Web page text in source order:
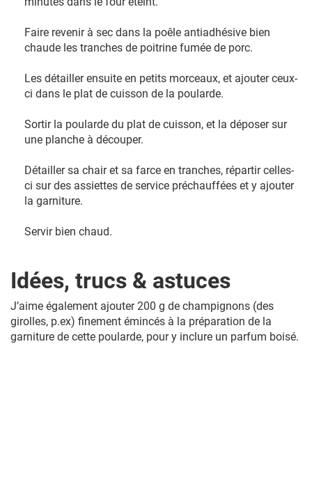
Faire revenir à sec dans la poêle antiadhésive bien
chaude les tranches de poitrine fumée de porc.
Les détailler ensuite en petits morceaux, et ajouter ceux-
ci dans le plat de cuisson de la poularde.
Sortir la poularde du plat de cuisson, et la déposer sur
une planche à découper.
Détailler sa chair et sa farce en tranches, répartir celles-
ci sur des assiettes de service préchauffées et y ajouter
la garniture.
Servir bien chaud.
Idées, trucs & astuces
J’aime également ajouter 200 g de champignons (des
girolles, p.ex) finement émincés à la préparation de la
garniture de cette poularde, pour y inclure un parfum boisé.